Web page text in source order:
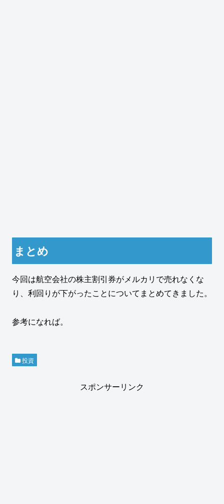
まとめ
今回は航空会社の株主割引券がメルカリで売れなくな
り、利回りが下がったことについてまとめてきました。
参考になれば。
投資
スポンサーリンク